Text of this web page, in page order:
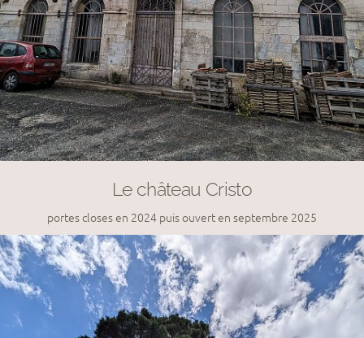
Le château Cristo
portes closes en 2024 puis ouvert en septembre 2025